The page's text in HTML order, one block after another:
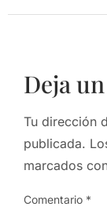
Deja
Tu dirección
publicada.
marcados
Comentario *